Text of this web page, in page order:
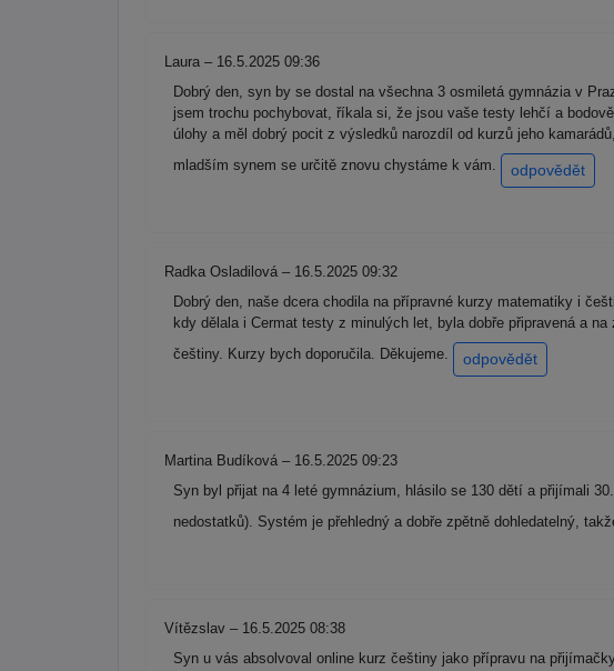
Laura – 16.5.2025 09:36
Dobrý den, syn by se dostal na všechna 3 osmiletá gymnázia v
jsem trochu pochybovat, říkala si, že jsou vaše testy lehčí a
úlohy a měl dobrý pocit z výsledků narozdíl od kurzů jeho
mladším synem se určitě znovu chystáme k vám.
odpovědět
Radka Osladilová – 16.5.2025 09:32
Dobrý den, naše dcera chodila na přípravné kurzy matematiky i
kdy dělala i Cermat testy z minulých let, byla dobře připravená a
češtiny. Kurzy bych doporučila. Děkujeme.
odpovědět
Martina Budíková – 16.5.2025 09:23
Syn byl přijat na 4 leté gymnázium, hlásilo se 130 dětí a přijímali
nedostatků). Systém je přehledný a dobře zpětně dohledatelný,
Vítězslav – 16.5.2025 08:38
Syn u vás absolvoval online kurz češtiny jako přípravu na